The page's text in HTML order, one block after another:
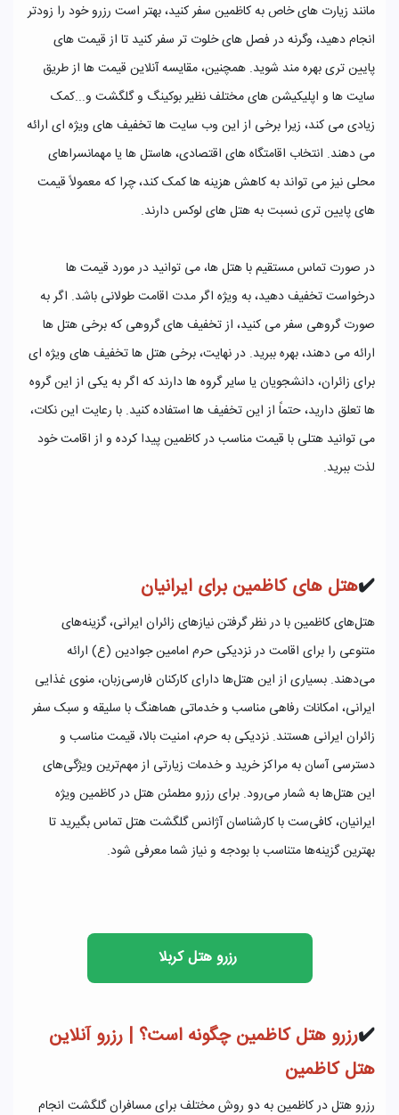
مانند زیارت ‌های خاص به کاظمین سفر کنید، بهتر است رزرو خود را زودتر
انجام دهید، وگرنه در فصل‌ های خلوت ‌تر سفر کنید تا از قیمت ‌های
پایین‌ تری بهره ‌مند شوید. همچنین، مقایسه آنلاین قیمت‌ ها از طریق
سایت ‌ها و اپلیکیشن‌ های مختلف نظیر بوکینگ و گلگشت و...کمک
زیادی می‌ کند، زیرا برخی از این وب ‌سایت‌ ها تخفیف ‌های ویژه‌ ای ارائه
می ‌دهند. انتخاب اقامتگاه ‌های اقتصادی، هاستل‌ ها یا مهمانسراهای
محلی نیز می ‌تواند به کاهش هزینه‌ ها کمک کند، چرا که معمولاً قیمت‌
های پایین ‌تری نسبت به هتل ‌های لوکس دارند.
در صورت تماس مستقیم با هتل‌ ها، می‌ توانید در مورد قیمت‌ ها
درخواست تخفیف دهید، به ‌ویژه اگر مدت اقامت طولانی باشد. اگر به‌
صورت گروهی سفر می ‌کنید، از تخفیف ‌های گروهی که برخی هتل‌ ها
ارائه می‌ دهند، بهره ببرید. در نهایت، برخی هتل‌ ها تخفیف ‌های ویژه‌ ای
برای زائران، دانشجویان یا سایر گروه‌ ها دارند که اگر به یکی از این گروه
‌ها تعلق دارید، حتماً از این تخفیف ‌ها استفاده کنید. با رعایت این نکات،
می ‌توانید هتلی با قیمت مناسب در کاظمین پیدا کرده و از اقامت خود
لذت ببرید.
✔️هتل های کاظمین برای ایرانیان
هتل‌های کاظمین با در نظر گرفتن نیازهای زائران ایرانی، گزینه‌های
متنوعی را برای اقامت در نزدیکی حرم امامین جوادین (ع) ارائه
می‌دهند. بسیاری از این هتل‌ها دارای کارکنان فارسی‌زبان، منوی غذایی
ایرانی، امکانات رفاهی مناسب و خدماتی هماهنگ با سلیقه و سبک سفر
زائران ایرانی هستند. نزدیکی به حرم، امنیت بالا، قیمت مناسب و
دسترسی آسان به مراکز خرید و خدمات زیارتی از مهم‌ترین ویژگی‌های
این هتل‌ها به شمار می‌رود. برای رزرو مطمئن هتل در کاظمین ویژه
ایرانیان، کافی‌ست با کارشناسان آژانس گلگشت هتل تماس بگیرید تا
بهترین گزینه‌ها متناسب با بودجه و نیاز شما معرفی شود.
‌ رزرو هتل کربلا
✔️رزرو هتل کاظمین چگونه است؟ | رزرو آنلاین
هتل کاظمین
رزرو هتل در کاظمین به دو روش مختلف برای مسافران گلگشت انجام